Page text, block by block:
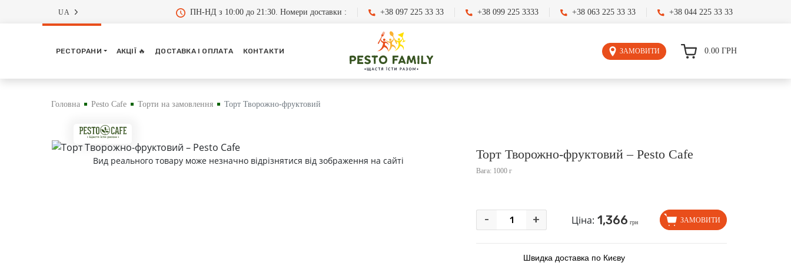
UA ПН-НД з 10:00 до 21:30. Номери доставки : +38 097 225 33 33 +38 099 225 3333 +38 063 225 33 33 +38 044 225 33 33
РЕСТОРАНИ АКЦІЇ 🔥 ДОСТАВКА І ОПЛАТА КОНТАКТИ ЗАМОВИТИ 0.00 ГРН
Головна Pesto Cafe Торти на замовлення Торт Творожно-фруктовий
Вид реального товару може незначно відрізнятися від зображення на сайті Торт Творожно-фруктовий – Pesto Cafe
Вага: 1000 г
- + Ціна: 1,366 грн ЗАМОВИТИ
Швидка доставка по Києву